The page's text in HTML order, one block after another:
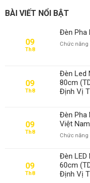
BÀI VIẾT NỔI BẬT
09
Th8
Đèn Pha
Chức năng
09
Th8
Đèn Led
80cm
Định Vị
09
Th8
Đèn Pha
Việt Nam
Chức năng
09
Th8
Đèn LED
60cm
Định Vị